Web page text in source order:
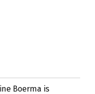
Boerma is